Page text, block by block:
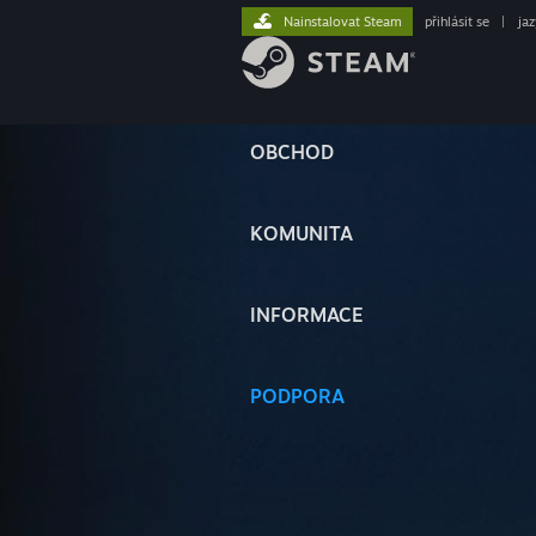
OBCHOD
KOMUNITA
INFORMACE
PODPORA
Nainstalovat Steam přihlásit se